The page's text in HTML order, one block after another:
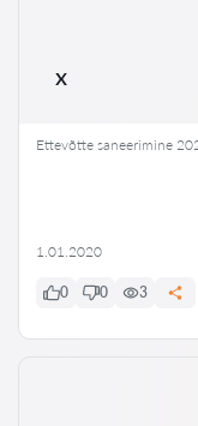
x
Ettevõtte saneerimine
1.01.2020
0 0 3